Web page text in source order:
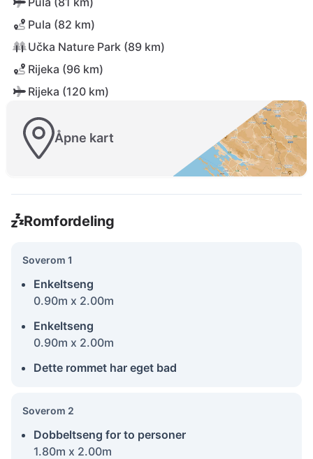
Pula (82 km)
Učka Nature Park (89 km)
Rijeka (96 km)
Rijeka (120 km)
Åpne kart
Romfordeling
Soverom 1
Enkeltseng
0.90m x 2.00m
Enkeltseng
0.90m x 2.00m
Dette rommet har eget bad
Soverom 2
Dobbeltseng for to personer
1.80m x 2.00m